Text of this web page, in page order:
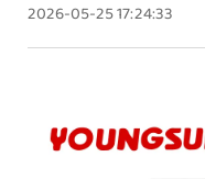
2026-05-25 17:24:33